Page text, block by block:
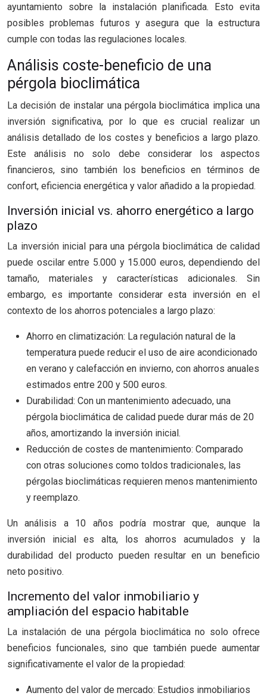
ayuntamiento sobre la instalación planificada. Esto evita
posibles problemas futuros y asegura que la estructura
cumple con todas las regulaciones locales.
Análisis coste-beneficio de una
pérgola bioclimática
La decisión de instalar una pérgola bioclimática implica una
inversión significativa, por lo que es crucial realizar un
análisis detallado de los costes y beneficios a largo plazo.
Este análisis no solo debe considerar los aspectos
financieros, sino también los beneficios en términos de
confort, eficiencia energética y valor añadido a la propiedad.
Inversión inicial vs. ahorro energético a largo
plazo
La inversión inicial para una pérgola bioclimática de calidad
puede oscilar entre 5.000 y 15.000 euros, dependiendo del
tamaño, materiales y características adicionales. Sin
embargo, es importante considerar esta inversión en el
contexto de los ahorros potenciales a largo plazo:
Ahorro en climatización: La regulación natural de la
temperatura puede reducir el uso de aire acondicionado
en verano y calefacción en invierno, con ahorros anuales
estimados entre 200 y 500 euros.
Durabilidad: Con un mantenimiento adecuado, una
pérgola bioclimática de calidad puede durar más de 20
años, amortizando la inversión inicial.
Reducción de costes de mantenimiento: Comparado
con otras soluciones como toldos tradicionales, las
pérgolas bioclimáticas requieren menos mantenimiento
y reemplazo.
Un análisis a 10 años podría mostrar que, aunque la
inversión inicial es alta, los ahorros acumulados y la
durabilidad del producto pueden resultar en un beneficio
neto positivo.
Incremento del valor inmobiliario y
ampliación del espacio habitable
La instalación de una pérgola bioclimática no solo ofrece
beneficios funcionales, sino que también puede aumentar
significativamente el valor de la propiedad:
Aumento del valor de mercado: Estudios inmobiliarios